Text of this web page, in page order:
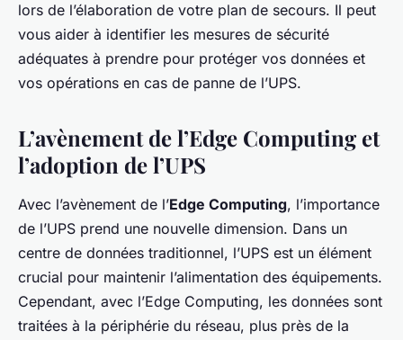
lors de l’élaboration de votre plan de secours. Il peut
vous aider à identifier les mesures de sécurité
adéquates à prendre pour protéger vos données et
vos opérations en cas de panne de l’UPS.
L’avènement de l’Edge Computing et
l’adoption de l’UPS
Avec l’avènement de l’Edge Computing, l’importance
de l’UPS prend une nouvelle dimension. Dans un
centre de données traditionnel, l’UPS est un élément
crucial pour maintenir l’alimentation des équipements.
Cependant, avec l’Edge Computing, les données sont
traitées à la périphérie du réseau, plus près de la